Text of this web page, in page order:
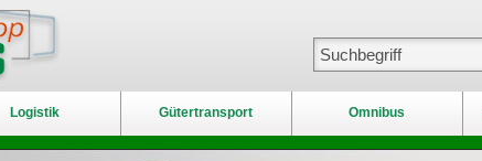
Logistik Gütertransport Omnibus